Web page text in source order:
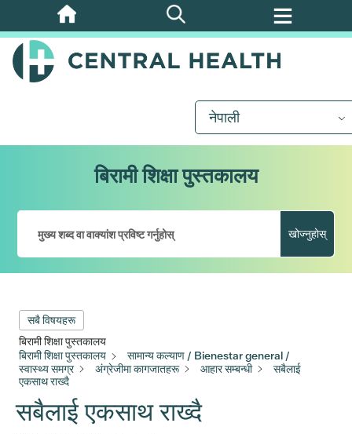
मुख्य
सामग्रीमा
जानुहोस्
नेपाली
बिरामी शिक्षा पुस्तकालय
खोज्नुहोस्
सबै विषयहरू
बिरामी शिक्षा पुस्तकालय
बिरामी शिक्षा पुस्तकालय
सामान्य कल्याण / Bienestar general /
स्वास्थ्य समग्र
अंग्रेजीमा कागजातहरू आहार सम्बन्धी
सबैलाई
एकसाथ राख्दै
सबैलाई एकसाथ राख्दै